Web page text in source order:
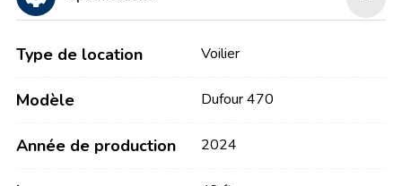
Type de location Voilier
Modèle Dufour 470
Année de production 2024